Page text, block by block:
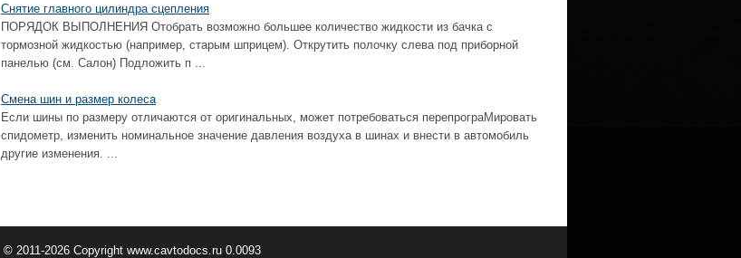
Снятие главного цилиндра сцепления
ПОРЯДОК ВЫПОЛНЕНИЯ Отобрать возможно большее количество жидкости из бачка с
тормозной жидкостью (например, старым шприцем). Открутить полочку слева под приборной
панелью (см. Салон) Подложить п ...
Смена шин и размер колеса
Если шины по размеру отличаются от оригинальных, может потребоваться перепрограМировать
спидометр, изменить номинальное значение давления воздуха в шинах и внести в автомобиль
другие изменения. ...
© 2011-2026 Copyright www.cavtodocs.ru 0.0093